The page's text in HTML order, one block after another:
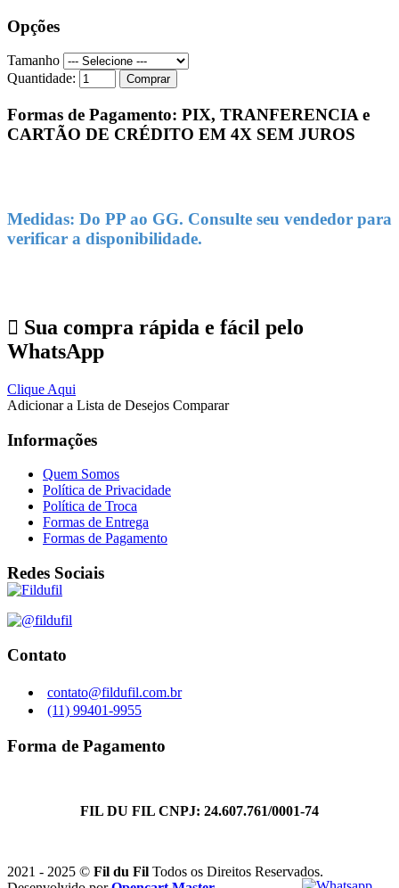
Opções
Tamanho
Quantidade:
Comprar
Formas de Pagamento: PIX, TRANFERENCIA e
CARTÃO DE CRÉDITO EM 4X SEM JUROS
Medidas: Do PP ao GG. Consulte seu vendedor para
verificar a disponibilidade.
Sua compra rápida e fácil pelo
WhatsApp
Clique Aqui
Adicionar a Lista de Desejos Comparar
Informações
Quem Somos
Política de Privacidade
Política de Troca
Formas de Entrega
Formas de Pagamento
Redes Sociais
Contato
contato@fildufil.com.br
(11) 99401-9955
Forma de Pagamento
FIL DU FIL CNPJ: 24.607.761/0001-74
2021 - 2025 © Fil du Fil Todos os Direitos Reservados.